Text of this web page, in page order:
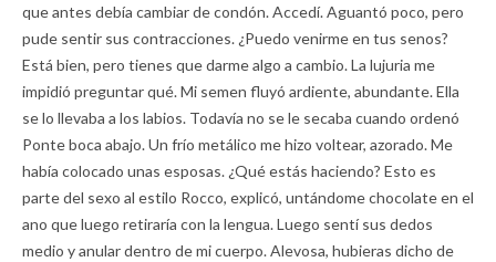
que antes debía cambiar de condón. Accedí. Aguantó poco, pero
pude sentir sus contracciones. ¿Puedo venirme en tus senos?
Está bien, pero tienes que darme algo a cambio. La lujuria me
impidió preguntar qué. Mi semen fluyó ardiente, abundante. Ella
se lo llevaba a los labios. Todavía no se le secaba cuando ordenó
Ponte boca abajo. Un frío metálico me hizo voltear, azorado. Me
había colocado unas esposas. ¿Qué estás haciendo? Esto es
parte del sexo al estilo Rocco, explicó, untándome chocolate en el
ano que luego retiraría con la lengua. Luego sentí sus dedos
medio y anular dentro de mi cuerpo. Alevosa, hubieras dicho de